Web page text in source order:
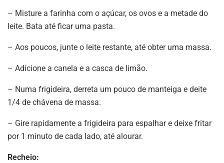
– Misture a farinha com o açúcar, os ovos e a metade do
leite. Bata até ficar uma pasta.
– Aos poucos, junte o leite restante, até obter uma massa.
– Adicione a canela e a casca de limão.
– Numa frigideira, derreta um pouco de manteiga e deite
1/4 de chávena de massa.
– Gire rapidamente a frigideira para espalhar e deixe fritar
por 1 minuto de cada lado, até alourar.
Recheio: